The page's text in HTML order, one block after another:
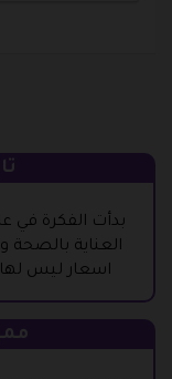
اسعار ليس